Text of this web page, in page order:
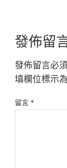
發佈留
發佈留言必
填欄位標示為
留言 *